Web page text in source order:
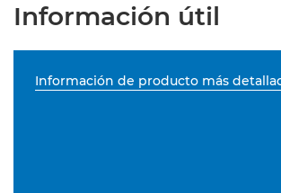
Información útil
Información de producto más